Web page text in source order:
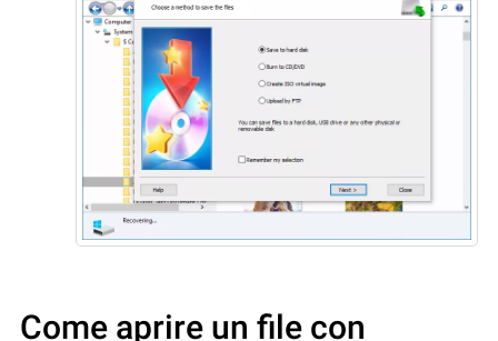
Come aprire un file con